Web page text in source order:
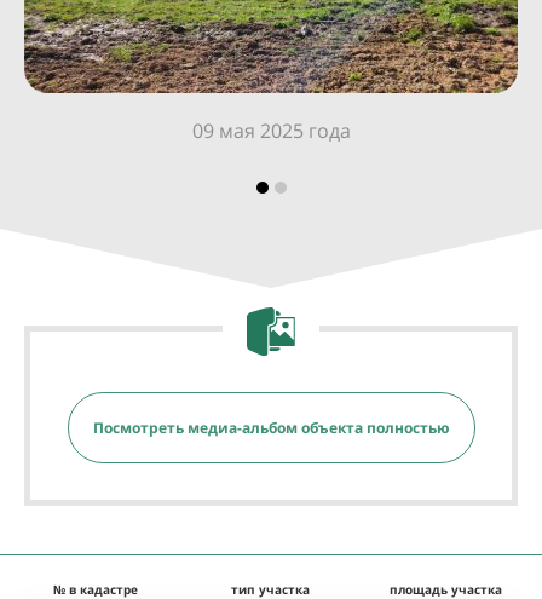
09 мая 2025 года
Посмотреть медиа-альбом объекта полностью
№ в кадастре тип участка площадь участка